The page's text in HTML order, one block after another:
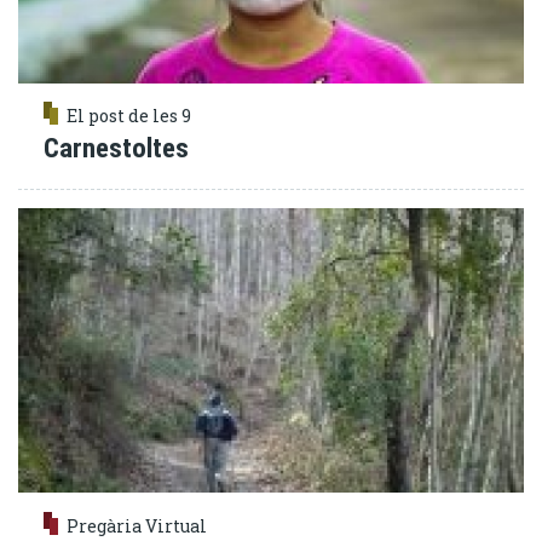
El post de les 9
Carnestoltes
Pregària Virtual